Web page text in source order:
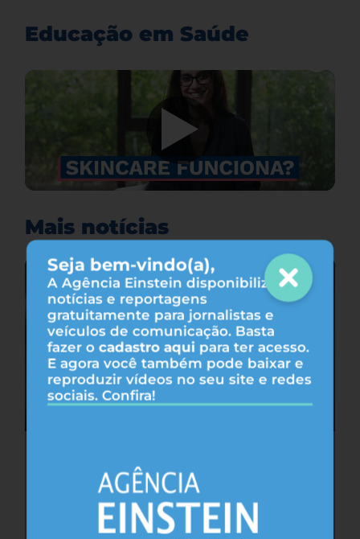
Seja bem-vindo(a),
A Agência Einstein disponibiliza
notícias e reportagens
gratuitamente para jornalistas e
veículos de comunicação. Basta
fazer o cadastro aqui para ter acesso.
E agora você também pode baixar e
reproduzir vídeos no seu site e redes
sociais. Confira!
Educação em Saúde
Mais notícias
Cafeína pode ajudar na memória após
privação do sono, sugere estudo